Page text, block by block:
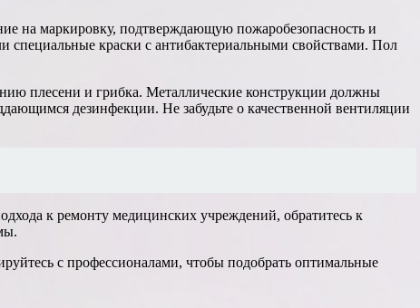
на маркировку, подтверждающую пожаробезопасность и
специальные краски с антибактериальными свойствами. Пол
плесени и грибка. Металлические конструкции должны
дезинфекции. Не забудьте о качественной вентиляции
к ремонту медицинских учреждений, обратитесь к
с профессионалами, чтобы подобрать оптимальные